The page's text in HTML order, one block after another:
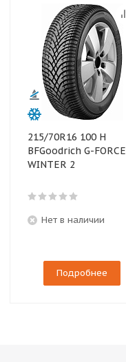
215/70R16 100 H
BFGoodrich G-FORCE
WINTER 2
Нет в наличии
Подробнее